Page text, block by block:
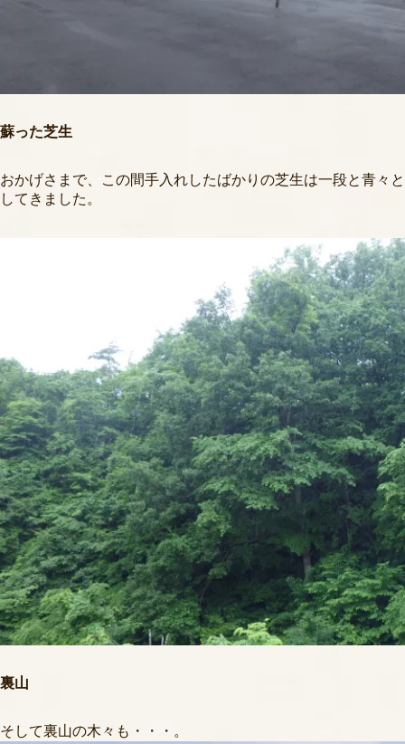
蘇った芝生
おかげさまで、この間手入れしたばかりの芝生は一段と青々と
してきました。
裏山
そして裏山の木々も・・・。